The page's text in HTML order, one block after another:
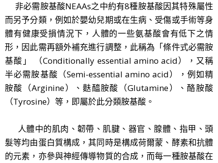
​非必需胺基酸NEAAs之中約有8種胺基酸因其特殊屬性
而另予分類，例如於嬰幼兒期或在生病、受傷或手術等身
體有健康受損情況下，人體的一些氨基酸會有低下之情
形，因此需再額外補充進行調整，此稱為「條件式必需胺
基酸」 （Conditionally essential amino acid），又稱
半必需胺基酸（Semi-essential amino acid），例如精
胺酸（Arginine）、麩醯胺酸（Glutamine）、酪胺酸
（Tyrosine）等，即屬於此分類胺基酸。
人體中的肌肉、韌帶、肌腱、器官、腺體、指甲、頭
髮等均由蛋白質構成，其同時是構成荷爾蒙、酵素和抗體
的元素，亦參與神經傳導物質的合成，而每一種胺基酸在